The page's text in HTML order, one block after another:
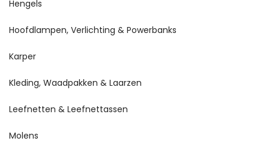
Hengels
Hoofdlampen, Verlichting & Powerbanks
Karper
Kleding, Waadpakken & Laarzen
Leefnetten & Leefnettassen
Molens